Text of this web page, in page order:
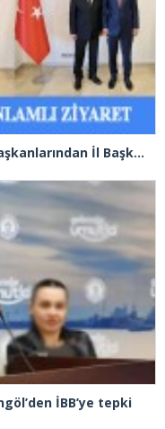
AK Parti’ye katılan ilçe belediye başkanlarından İl Başkanı Özdemir’e ziyaret
İBB’ye tepki